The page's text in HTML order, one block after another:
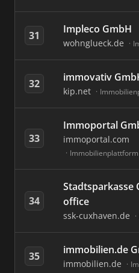
31 Impleco GmbH
wohnglueck.de
32 immovativ
kip.net
33
Immoportal
immoportal.com
Immobilienplattform
34
Stadtsparkasse
office
ssk-cuxhaven.de
35 immobilien.de
immobilien.de